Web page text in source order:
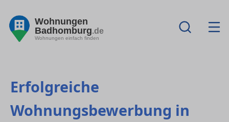
Wohnungen
Badhomburg.de
Wohnungen einfach finden
Erfolgreiche
Wohnungsbewerbung in